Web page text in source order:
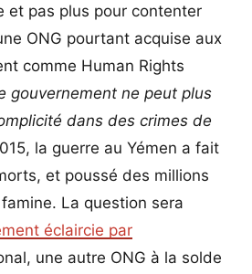
et pas plus pour contenter
ONG pourtant acquise aux
comme Human Rights
gouvernement ne peut plus
dans des crimes de
la guerre au Yémen a fait
et poussé des millions
La question sera
éclaircie par
une autre ONG à la solde